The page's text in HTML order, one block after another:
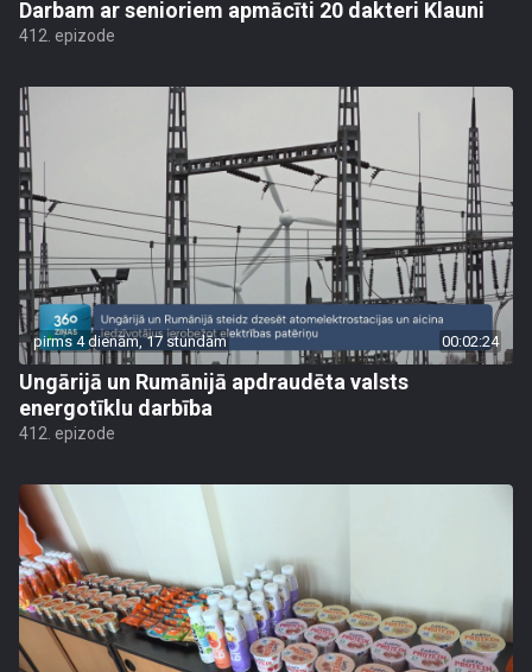
Darbam ar senioriem apmācīti 20 dakteri Klauni
412. epizode
pirms 4 dienām, 17 stundām 00:02:24
Ungārijā un Rumānijā apdraudēta valsts
energotīklu darbība
412. epizode